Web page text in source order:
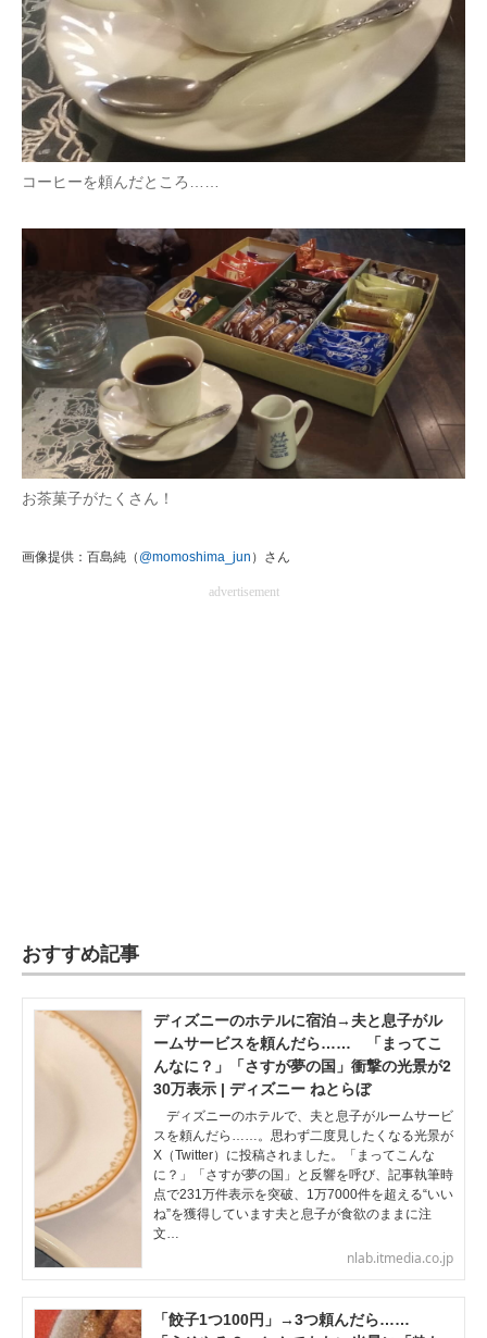
コーヒーを頼んだところ……
お茶菓子がたくさん！
画像提供：百島純（ @momoshima_jun ）さん
advertisement
おすすめ記事
ディズニーのホテルに宿泊→夫と息子がル
ームサービスを頼んだら…… 「まってこ
んなに？」「さすが夢の国」衝撃の光景が2
30万表示 | ディズニー ねとらぼ
ディズニーのホテルで、夫と息子がルームサービ
スを頼んだら……。思わず二度見したくなる光景が
X（Twitter）に投稿されました。「まってこんな
に？」「さすが夢の国」と反響を呼び、記事執筆時
点で231万件表示を突破、1万7000件を超える“いい
ね”を獲得しています夫と息子が食欲のままに注
文…
nlab.itmedia.co.jp
「餃子1つ100円」→3つ頼んだら……